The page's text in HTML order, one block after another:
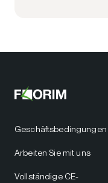
Geschäftsbedingungen
Arbeiten Sie mit uns
Vollständige CE-